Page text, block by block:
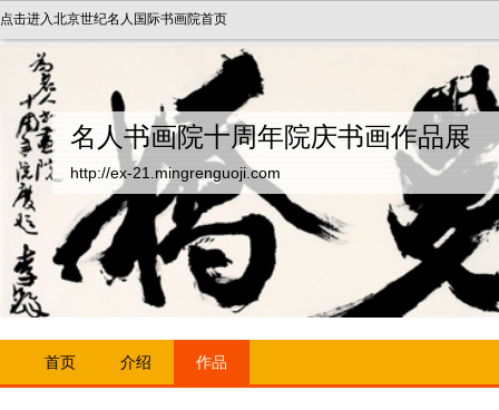
点击进入北京世纪名人国际书画院首页
名人书画院十周年院庆书画作品展
http://ex-21.mingrenguoji.com
首页 介绍 作品